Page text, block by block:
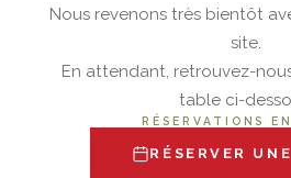
Nous revenons très bientôt
site.
En attendant, retrouvez-
table ci-
RÉSERVATIONS
RÉSERVER